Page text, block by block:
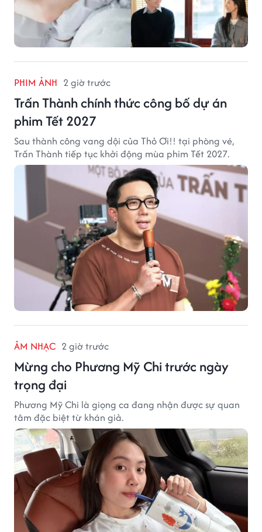
PHIM ẢNH 2 giờ trước
Trấn Thành chính thức công bố dự án
phim Tết 2027
Sau thành công vang dội của Thỏ Ơi!! tại phòng vé,
Trấn Thành tiếp tục khởi động mùa phim Tết 2027.
ÂM NHẠC 2 giờ trước
Mừng cho Phương Mỹ Chi trước ngày
trọng đại
Phương Mỹ Chi là giọng ca đang nhận được sự quan
tâm đặc biệt từ khán giả.